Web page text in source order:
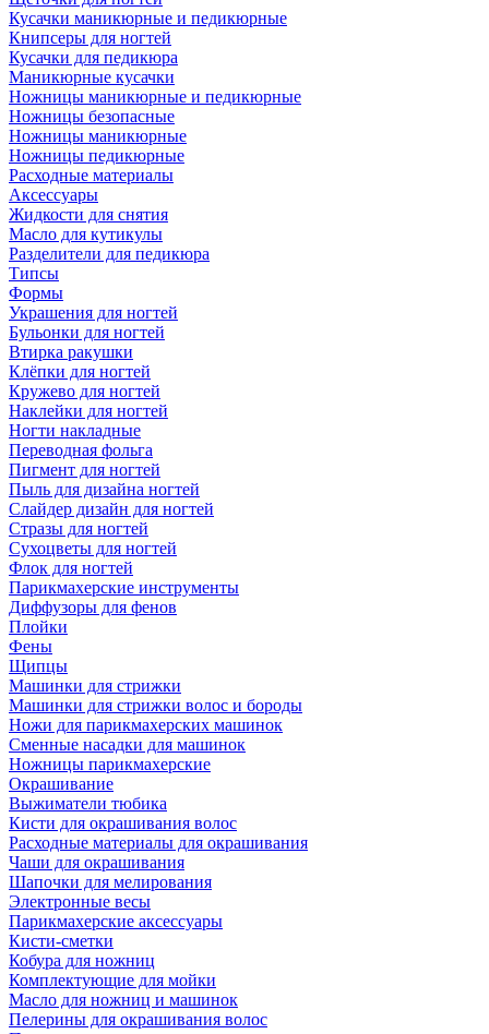
Кусачки маникюрные и педикюрные
Книпсеры для ногтей
Кусачки для педикюра
Маникюрные кусачки
Ножницы маникюрные и педикюрные
Ножницы безопасные
Ножницы маникюрные
Ножницы педикюрные
Расходные материалы
Аксессуары
Жидкости для снятия
Масло для кутикулы
Разделители для педикюра
Типсы
Формы
Украшения для ногтей
Бульонки для ногтей
Втирка ракушки
Клёпки для ногтей
Кружево для ногтей
Наклейки для ногтей
Ногти накладные
Переводная фольга
Пигмент для ногтей
Пыль для дизайна ногтей
Слайдер дизайн для ногтей
Стразы для ногтей
Сухоцветы для ногтей
Флок для ногтей
Парикмахерские инструменты
Диффузоры для фенов
Плойки
Фены
Щипцы
Машинки для стрижки
Машинки для стрижки волос и бороды
Ножи для парикмахерских машинок
Сменные насадки для машинок
Ножницы парикмахерские
Окрашивание
Выжиматели тюбика
Кисти для окрашивания волос
Расходные материалы для окрашивания
Чаши для окрашивания
Шапочки для мелирования
Электронные весы
Парикмахерские аксессуары
Кисти-сметки
Кобура для ножниц
Комплектующие для мойки
Масло для ножниц и машинок
Пелерины для окрашивания волос